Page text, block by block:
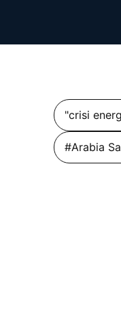
"crisi
#Arabia